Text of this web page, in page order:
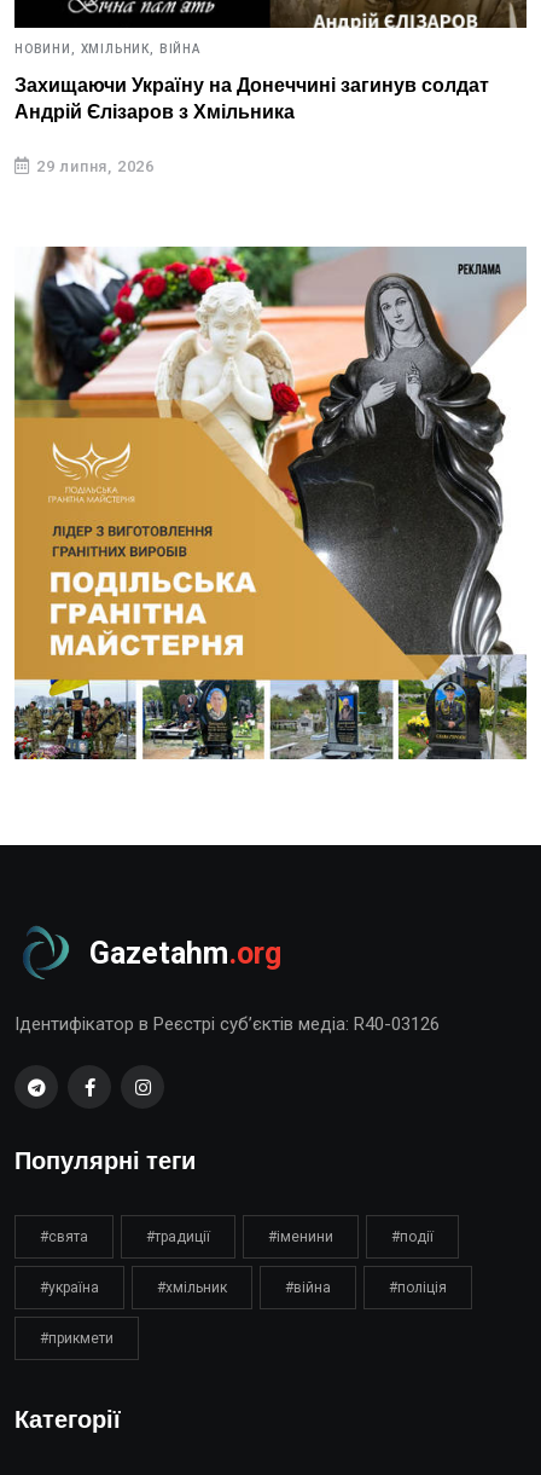
НОВИНИ, ХМІЛЬНИК, ВІЙНА
Захищаючи Україну на Донеччині загинув солдат
Андрій Єлізаров з Хмільника
29 липня, 2026
Gazetahm.org
Ідентифікатор в Реєстрі суб’єктів медіа: R40-03126
Популярні теги
#свята #традиції #іменини #події
#україна #хмільник #війна #поліція
#прикмети
Категорії